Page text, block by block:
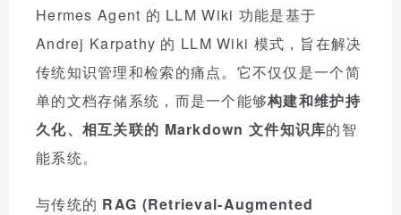
Hermes Agent 的 LLM Wiki 功能是基于
Andrej Karpathy 的 LLM Wiki 模式，旨在解决
传统知识管理和检索的痛点。它不仅仅是一个简
单的文档存储系统，而是一个能够构建和维护持
久化、相互关联的 Markdown 文件知识库的智
能系统。
与传统的 RAG (Retrieval-Augmented